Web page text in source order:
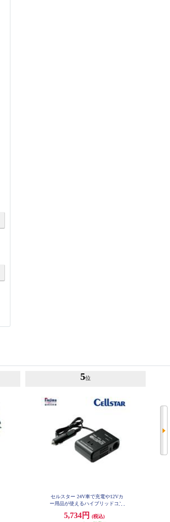
5位
セルスター 24V車で充電や12Vカ
ー用品が使えるハイブリッドコン
5,734円
(税込)